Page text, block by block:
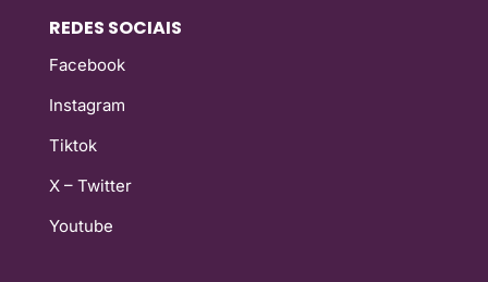
REDES SOCIAIS
Facebook
Instagram
Tiktok
X – Twitter
Youtube